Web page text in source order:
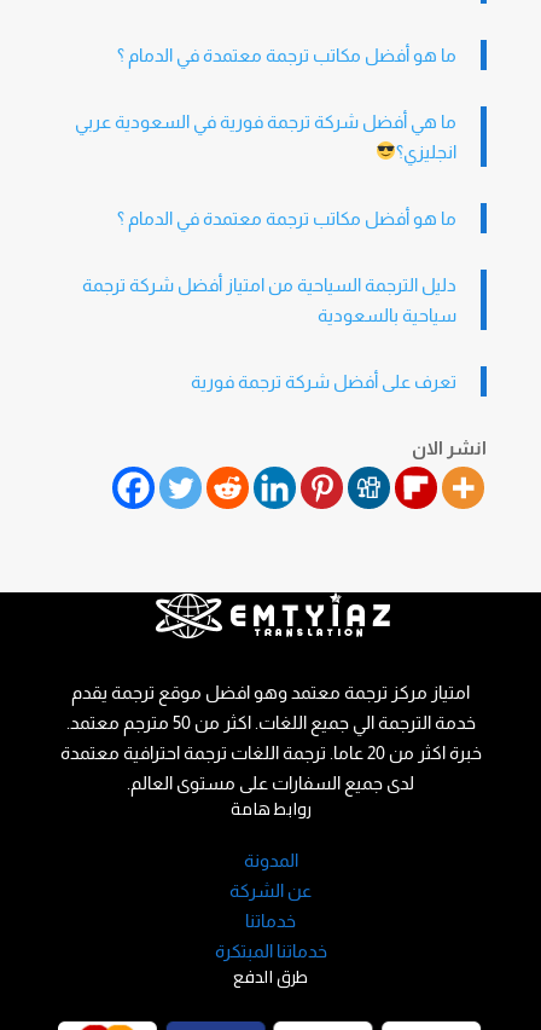
ما هو أفضل مكاتب ترجمة معتمدة في الدمام ؟
ما هي أفضل شركة ترجمة فورية في السعودية عربي
انجليزي؟
ما هو أفضل مكاتب ترجمة معتمدة في الدمام ؟
دليل الترجمة السياحية من امتياز أفضل شركة ترجمة
سياحية بالسعودية
تعرف على أفضل شركة ترجمة فورية
H
D
a
s
انشر الان
طرق الدفع
روابط هامة
المدونة
عن الشركة
خدماتنا
خدماتنا المبتكرة
امتياز مركز ترجمة معتمد وهو افضل موقع ترجمة يقدم
خدمة الترجمة الي جميع اللغات. اكثر من 50 مترجم معتمد.
خبرة اكثر من 20 عاما. ترجمة اللغات ترجمة احترافية معتمدة
لدى جميع السفارات على مستوى العالم.